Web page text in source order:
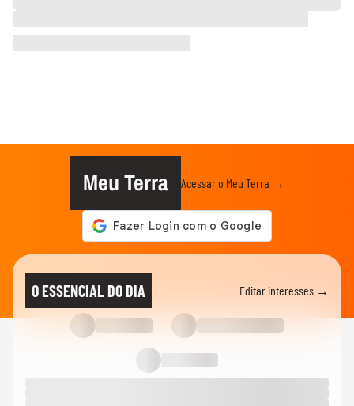
Meu Terra Acessar o Meu Terra →
O ESSENCIAL DO DIA Editar interesses →